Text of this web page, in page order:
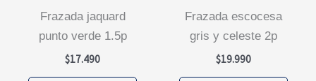
frazada jaquard
punto verde 1.5p
$17.490
frazada escocesa
gris y celeste 2p
$19.990